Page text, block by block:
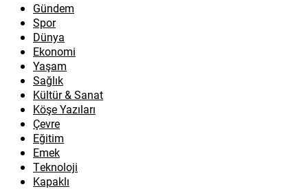
Gündem
Spor
Dünya
Ekonomi
Yaşam
Sağlık
Kültür & Sanat
Köşe Yazıları
Çevre
Eğitim
Emek
Teknoloji
Kapaklı